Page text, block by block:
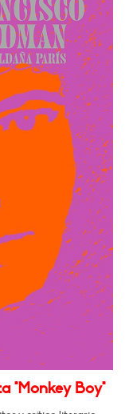
"Monkey Boy"